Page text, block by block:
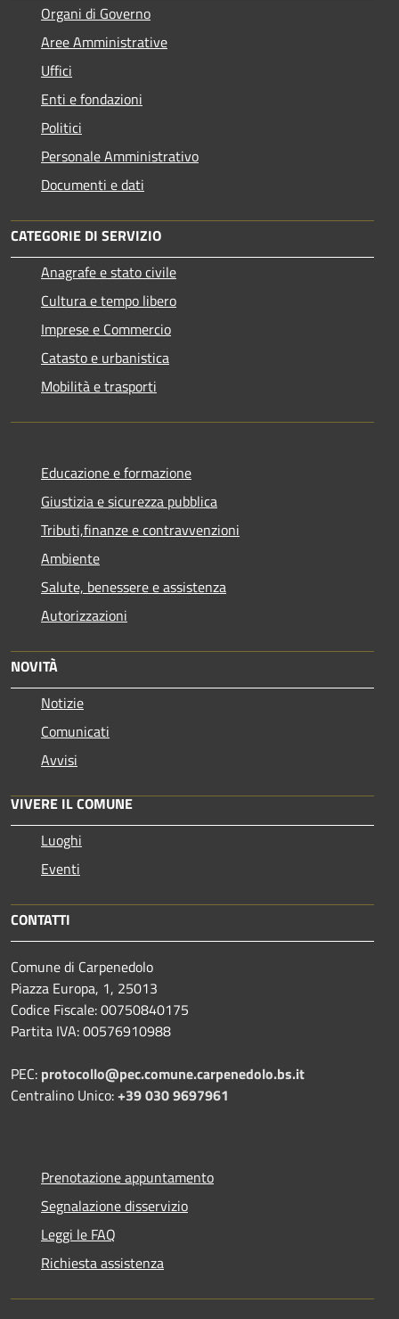
Organi di Governo
Aree Amministrative
Uffici
Enti e fondazioni
Politici
Personale Amministrativo
Documenti e dati
CATEGORIE DI SERVIZIO
Anagrafe e stato civile
Cultura e tempo libero
Imprese e Commercio
Catasto e urbanistica
Mobilità e trasporti
Educazione e formazione
Giustizia e sicurezza pubblica
Tributi,finanze e contravvenzioni
Ambiente
Salute, benessere e assistenza
Autorizzazioni
NOVITÀ
Notizie
Comunicati
Avvisi
VIVERE IL COMUNE
Luoghi
Eventi
CONTATTI
Comune di Carpenedolo
Piazza Europa, 1, 25013
Codice Fiscale: 00750840175
Partita IVA: 00576910988
PEC: protocollo@pec.comune.carpenedolo.bs.it
Centralino Unico:+39 030 9697961
Prenotazione appuntamento
Segnalazione disservizio
Leggi le FAQ
Richiesta assistenza